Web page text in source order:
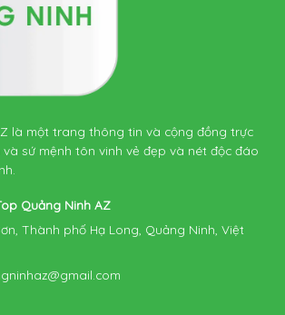
là một trang thông tin và cộng đồng trực
sứ mệnh tôn vinh vẻ đẹp và nét độc đáo
Quảng Ninh AZ
Thành phố Hạ Long, Quảng Ninh, Việt